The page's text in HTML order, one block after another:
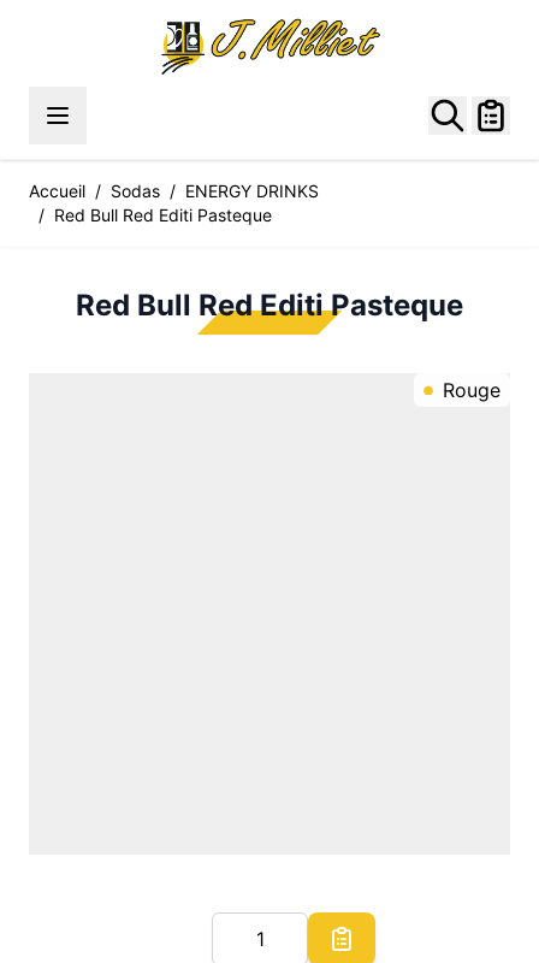
Accueil / Sodas / ENERGY DRINKS
/ Red Bull Red Editi Pasteque
Red Bull Red Editi Pasteque
Rouge
Quantité